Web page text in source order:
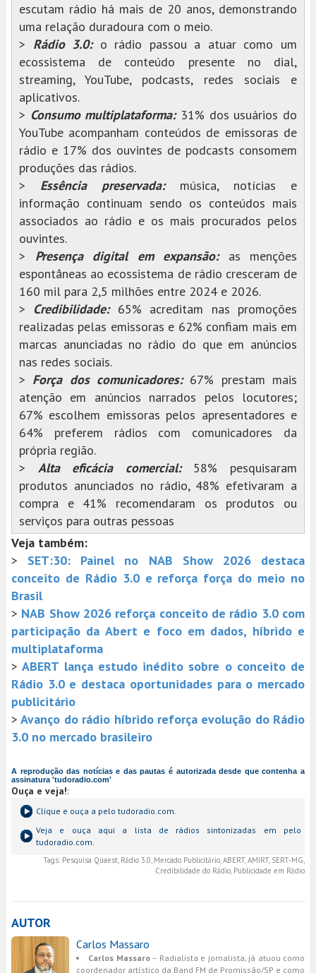
escutam rádio há mais de 20 anos, demonstrando
uma relação duradoura com o meio.
> Rádio 3.0:o rádio passou a atuar como um
ecossistema de conteúdo presente no dial,
streaming, YouTube, podcasts, redes sociais e
aplicativos.
> Consumo multiplataforma:31% dos usuários do
YouTube acompanham conteúdos de emissoras de
rádio e 17% dos ouvintes de podcasts consomem
produções das rádios.
> Essência preservada:música, notícias e
informação continuam sendo os conteúdos mais
associados ao rádio e os mais procurados pelos
ouvintes.
> Presença digital em expansão:as menções
espontâneas ao ecossistema de rádio cresceram de
160 mil para 2,5 milhões entre 2024 e 2026.
> Credibilidade:65% acreditam nas promoções
realizadas pelas emissoras e 62% confiam mais em
marcas anunciadas no rádio do que em anúncios
nas redes sociais.
> Força dos comunicadores: 67% prestam mais
atenção em anúncios narrados pelos locutores;
67% escolhem emissoras pelos apresentadores e
64% preferem rádios com comunicadores da
própria região.
> Alta eficácia comercial: 58% pesquisaram
produtos anunciados no rádio, 48% efetivaram a
compra e 41% recomendaram os produtos ou
serviços para outras pessoas
Veja também:
> SET:30: Painel no NAB Show 2026 destaca
conceito de Rádio 3.0 e reforça força do meio no
Brasil
> NAB Show 2026 reforça conceito de rádio 3.0 com
participação da Abert e foco em dados, híbrido e
multiplataforma
> ABERT lança estudo inédito sobre o conceito de
Rádio 3.0 e destaca oportunidades para o mercado
publicitário
> Avanço do rádio híbrido reforça evolução do Rádio
3.0 no mercado brasileiro
A reprodução das notícias e das pautas é autorizada desde que contenha a
assinatura 'tudoradio.com'
Ouça e veja!:
Clique e ouça a pelo tudoradio.com.
Veja e ouça aqui a lista de rádios sintonizadas em pelo
tudoradio.com.
Tags: Pesquisa Quaest, Rádio 3.0, Mercado Publicitário, ABERT, AMIRT, SERT-MG,
Credibilidade do Rádio, Publicidade em Rádio
AUTOR
Carlos Massaro
Carlos Massaro– Radialista e jornalista, já atuou como
coordenador artístico da Band FM de Promissão/SP e como